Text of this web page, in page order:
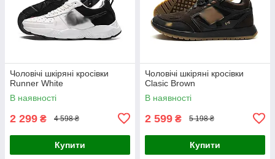
Чоловічі шкіряні кросівки
Runner White
В наявності
2 299 ₴ 4 598 ₴
Купити
Чоловічі шкіряні кросівки
Clasic Brown
В наявності
2 599 ₴ 5 198 ₴
Купити